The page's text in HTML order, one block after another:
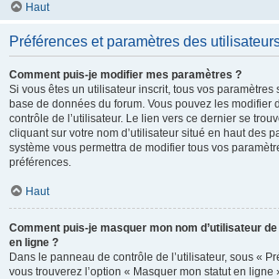
Haut
Préférences et paramètres des
Comment puis-je modifier mes paramètres ?
Si vous êtes un utilisateur inscrit, tous vos paramètres
base de données du forum. Vous pouvez les modifier
contrôle de l’utilisateur. Le lien vers ce dernier se
cliquant sur votre nom d’utilisateur situé en haut des
système vous permettra de modifier tous vos
préférences.
Haut
Comment puis-je masquer mon nom d’utilisateur
en ligne ?
Dans le panneau de contrôle de l’utilisateur, sous «
vous trouverez l’option « Masquer mon statut en ligne